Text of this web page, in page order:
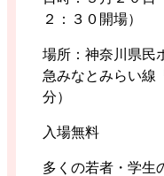
２：３０開場）
場所：神奈川県
急みなとみらい線
分）
入場無料
多くの若者・学生